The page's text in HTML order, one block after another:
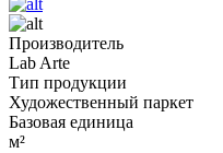
Производитель
Lab Arte
Тип продукции
Художественный паркет
Базовая единица
м²